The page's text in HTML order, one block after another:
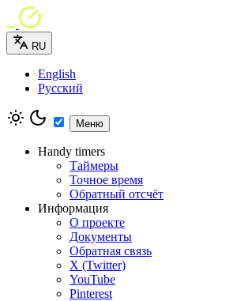
RU
English
Русский
Меню
Handy timers
Таймеры
Точное время
Обратный отсчёт
Информация
О проекте
Документы
Обратная связь
X (Twitter)
YouTube
Pinterest